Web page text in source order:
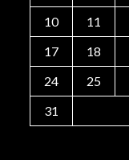
10
11
17
18
24
25
31